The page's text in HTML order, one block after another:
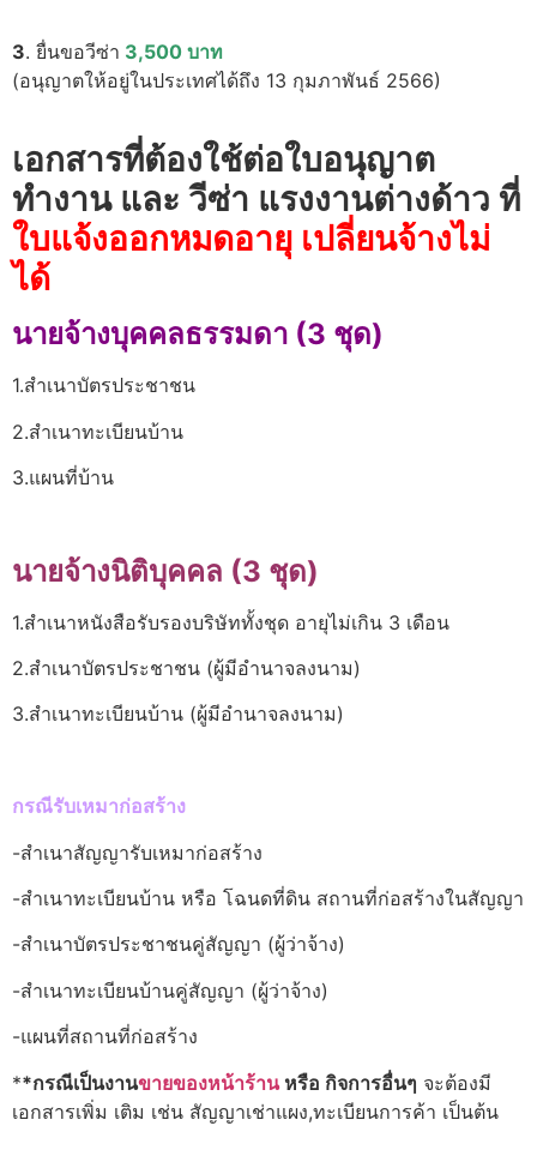
3. ยื่นขอวีซ่า 3,500 บาท
(อนุญาตให้อยู่ในประเทศได้ถึง 13 กุมภาพันธ์ 2566)
เอกสารที่ต้องใช้ต่อใบอนุญาต
ทำงาน และ วีซ่า แรงงานต่างด้าว ที่
ใบแจ้งออกหมดอายุ เปลี่ยนจ้างไม่
ได้
นายจ้างบุคคลธรรมดา (3 ชุด)
1.สำเนาบัตรประชาชน
2.สำเนาทะเบียนบ้าน
3.แผนที่บ้าน
นายจ้างนิติบุคคล (3 ชุด)
1.สำเนาหนังสือรับรองบริษัททั้งชุด อายุไม่เกิน 3 เดือน
2.สำเนาบัตรประชาชน (ผู้มีอำนาจลงนาม)
3.สำเนาทะเบียนบ้าน (ผู้มีอำนาจลงนาม)
กรณีรับเหมาก่อสร้าง
-สำเนาสัญญารับเหมาก่อสร้าง
-สำเนาทะเบียนบ้าน หรือ โฉนดที่ดิน สถานที่ก่อสร้างในสัญญา
-สำเนาบัตรประชาชนคู่สัญญา (ผู้ว่าจ้าง)
-สำเนาทะเบียนบ้านคู่สัญญา (ผู้ว่าจ้าง)
-แผนที่สถานที่ก่อสร้าง
**กรณีเป็นงานขายของหน้าร้านหรือ กิจการอื่นๆ จะต้องมี
เอกสารเพิ่ม เติม เช่น สัญญาเช่าแผง,ทะเบียนการค้า เป็นต้น